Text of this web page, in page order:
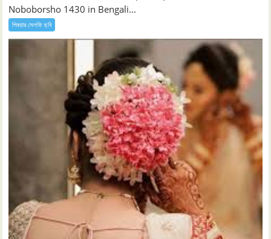
Noboborsho 1430 in Bengali...
পিকচার সেলফি ছবি